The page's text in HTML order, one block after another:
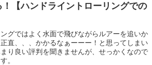
【ハンドライントローリングでの
グではよく水面で飛びながらルアーを追いか
直、、、かかるなぁーーー！と思ってしまい
り良い評判を聞きませんが、せっかくなので
。